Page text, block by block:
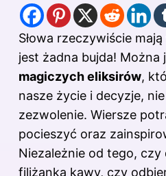
Słowa rzeczywiście
jest żadna bujda! Można
magiczych eliksirów,
nasze życie i decyzje,
zezwolenie. Wiersze
pocieszyć oraz
Niezależnie od tego, czy
filiżanką kawy, czy